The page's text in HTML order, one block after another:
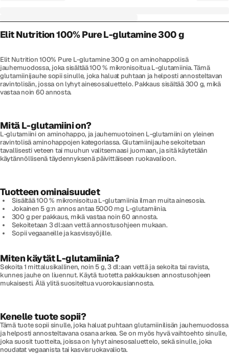
Elit Nutrition 100% Pure L-glutamine 300 g
Elit Nutrition 100% Pure L-glutamine 300 g on aminohappolisä
jauhemuodossa, joka sisältää 100 % mikronisoitua L-glutamiinia. Tämä
glutamiinijauhe sopii sinulle, joka haluat puhtaan ja helposti annosteltavan
ravintolisän, jossa on lyhyt ainesosaluettelo. Pakkaus sisältää 300 g, mikä
vastaa noin 60 annosta.
Mitä L-glutamiini on?
L-glutamiini on aminohappo, ja jauhemuotoinen L-glutamiini on yleinen
ravintolisä aminohappojen kategoriassa. Glutamiinijauhe sekoitetaan
tavallisesti veteen tai muuhun valitsemaasi juomaan, ja sitä käytetään
käytännöllisenä täydennyksenä päivittäiseen ruokavalioon.
Tuotteen ominaisuudet
Sisältää 100 % mikronisoitua L-glutamiinia ilman muita ainesosia.
Jokainen 5 g:n annos antaa 5000 mg L-glutamiinia.
300 g per pakkaus, mikä vastaa noin 60 annosta.
Sekoitetaan 3 dl:aan vettä annostusohjeen mukaan.
Sopii vegaaneille ja kasvissyöjille.
Miten käytät L-glutamiinia?
Sekoita 1 mittalusikallinen, noin 5 g, 3 dl:aan vettä ja sekoita tai ravista,
kunnes jauhe on liuennut. Käytä tuotetta pakkauksen annostusohjeen
mukaisesti. Älä ylitä suositeltua vuorokausiannosta.
Kenelle tuote sopii?
Tämä tuote sopii sinulle, joka haluat puhtaan glutamiinilisän jauhemuodossa
ja helposti annosteltavana osana arkea. Se on myös hyvä vaihtoehto sinulle,
joka suosit tuotteita, joissa on lyhyt ainesosaluettelo, sekä sinulle, joka
noudatat vegaanista tai kasvisruokavaliota.